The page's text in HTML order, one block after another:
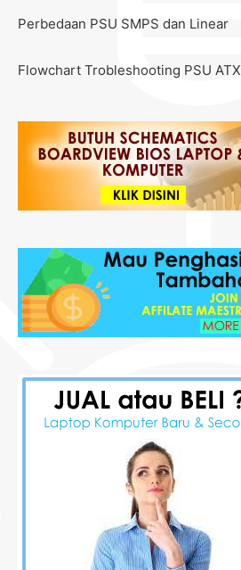
Perbedaan PSU SMPS dan Linear
Flowchart Trobleshooting PSU ATX